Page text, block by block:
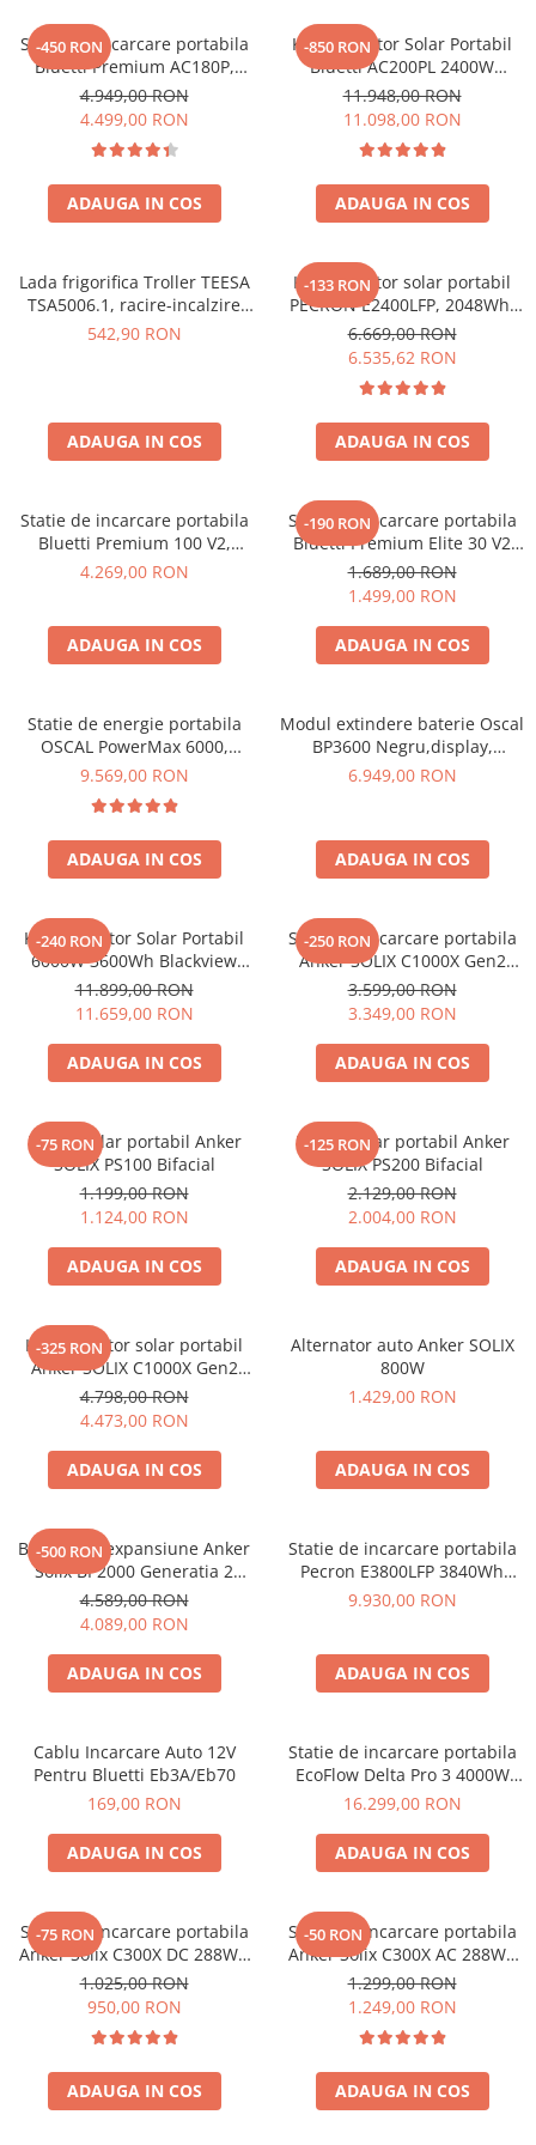
Acumulatori de stocare
Componente sisteme de balcon
-450 RON
Statie de incarcare portabila
Bluetti Premium AC180P,
Ecran LCD, 1800W, 1440Wh,
LiFePO4, Putere varf 2700W
4.949,00 RON
4.499,00 RON
ADAUGA IN COS
-850 RON
Kit Generator Solar Portabil
Bluetti AC200PL 2400W
2304Wh cu panou 350W
11.948,00 RON
11.098,00 RON
ADAUGA IN COS
Lada frigorifica Troller TEESA
TSA5006.1, racire-incalzire
35L, alimentare bricheta auto
542,90 RON
ADAUGA IN COS
-133 RON
Kit generator solar portabil
PECRON E2400LFP, 2048Wh,
2400W, 230V, Incarcare super
rapida, LiFePO4, Controler
MPPT dublu, Protectie BMS +
Panou solar 200W
6.669,00 RON
6.535,62 RON
ADAUGA IN COS
Statie de incarcare portabila
Bluetti Premium 100 V2,
1800W 1024Wh, Ecran LCD,
4.269,00 RON
ADAUGA IN COS
-190 RON
Statie de incarcare portabila
Bluetti Premium Elite 30 V2
600W 320Wh
1.689,00 RON
1.499,00 RON
ADAUGA IN COS
Statie de energie portabila
OSCAL PowerMax 6000,
6000W (9000W varf), baterie
rapida in 1.96h, 14 porturi,
USB-C 100W, control
inteligent la distanta,
functionalitate UPS
9.569,00 RON
ADAUGA IN COS
Modul extindere baterie Oscal
BP3600 Negru,display,
compatibil cu Oscal
6.949,00 RON
ADAUGA IN COS
-240 RON
Kit Generator Solar Portabil
6000W 3600Wh Blackview
OSCAL PowerMax 6000 +
panou solar 400W
11.899,00 RON
11.659,00 RON
ADAUGA IN COS
-250 RON
Statie de incarcare portabila
Anker SOLIX C1000X Gen2
2000W 1024Wh
3.599,00 RON
3.349,00 RON
ADAUGA IN COS
-75 RON
Panou solar portabil Anker
SOLIX PS100 Bifacial
1.199,00 RON
1.124,00 RON
ADAUGA IN COS
-125 RON
Panou solar portabil Anker
SOLIX PS200 Bifacial
2.129,00 RON
2.004,00 RON
ADAUGA IN COS
-325 RON
Kit generator solar portabil
Anker SOLIX C1000X Gen2
2000W 1024Wh + panou 100W
4.798,00 RON
4.473,00 RON
ADAUGA IN COS
Alternator auto Anker SOLIX
800W
1.429,00 RON
ADAUGA IN COS
-500 RON
Baterie de expansiune Anker
Solix BP2000 Generatia 2
pentru Anker Solix C2000 Gen
2, 2048Wh
4.589,00 RON
4.089,00 RON
ADAUGA IN COS
Statie de incarcare portabila
Pecron E3800LFP 3840Wh
4200W + Carucior CADOU
9.930,00 RON
ADAUGA IN COS
Cablu Incarcare Auto 12V
Pentru Bluetti Eb3A/Eb70
169,00 RON
ADAUGA IN COS
Statie de incarcare portabila
EcoFlow Delta Pro 3 4000W
4096Wh
16.299,00 RON
ADAUGA IN COS
-75 RON
Statie de incarcare portabila
Anker Solix C300X DC 288Wh
300W
1.025,00 RON
950,00 RON
ADAUGA IN COS
-50 RON
Statie de incarcare portabila
Anker Solix C300X AC 288Wh
300W
1.299,00 RON
1.249,00 RON
ADAUGA IN COS